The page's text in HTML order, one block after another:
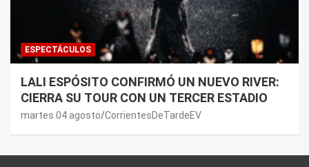
ESPECTÁCULOS
LALI ESPÓSITO CONFIRMÓ UN NUEVO RIVER:
CIERRA SU TOUR CON UN TERCER ESTADIO
martes 04 agosto CorrientesDeTardeEV